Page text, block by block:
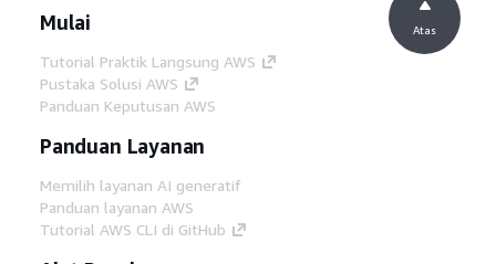
Mulai
Tutorial Praktik Langsung AWS
Pustaka Solusi AWS
Panduan Keputusan AWS
Panduan Layanan
Memilih layanan AI generatif
Panduan layanan AWS
Tutorial AWS CLI di GitHub
Atas